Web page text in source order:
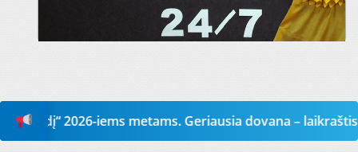
metams. Geriausia dovana – laikraštis!